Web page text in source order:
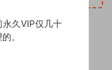
久VIP仅几十
。